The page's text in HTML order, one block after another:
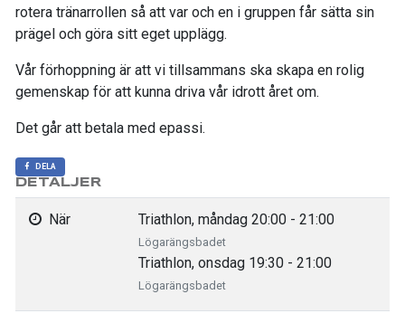
rotera tränarrollen så att var och en i gruppen får sätta sin
prägel och göra sitt eget upplägg.
Vår förhoppning är att vi tillsammans ska skapa en rolig
gemenskap för att kunna driva vår idrott året om.
Det går att betala med epassi.
DELA
DETALJER
När Triathlon, måndag 20:00 - 21:00
Lögarängsbadet
Triathlon, onsdag 19:30 - 21:00
Lögarängsbadet